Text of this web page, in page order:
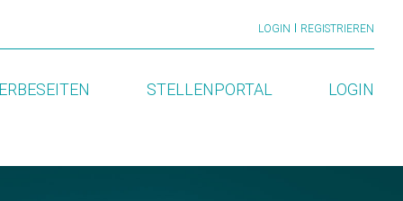
LOGIN REGISTRIEREN
STELLENPORTAL LOGIN